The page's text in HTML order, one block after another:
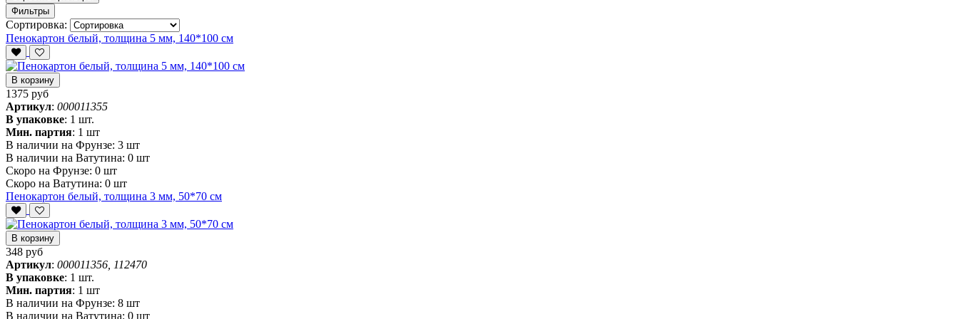
Фильтры
Сортировка:
Пенокартон белый, толщина 5 мм, 140*100 см
В корзину
1375 руб
Артикул: 000011355
В упаковке: 1 шт.
Мин. партия: 1 шт
В наличии на Фрунзе: 3 шт
В наличии на Ватутина: 0 шт
Скоро на Фрунзе: 0 шт
Скоро на Ватутина: 0 шт
Пенокартон белый, толщина 3 мм, 50*70 см
В корзину
348 руб
Артикул: 000011356, 112470
В упаковке: 1 шт.
Мин. партия: 1 шт
В наличии на Фрунзе: 8 шт
В наличии на Ватутина: 0 шт